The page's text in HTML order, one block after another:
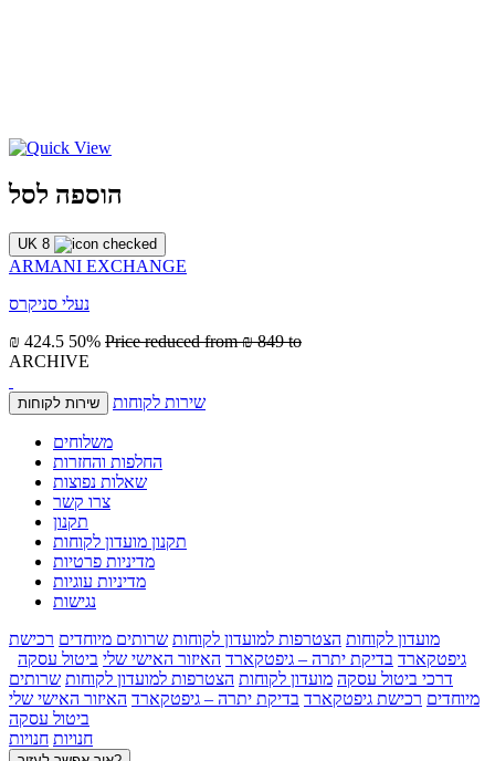
הוספה לסל
UK 8
ARMANI EXCHANGE
נעלי סניקרס
₪ 424.5 50% Price reduced from₪ 849 to
ARCHIVE
שירות לקוחות שירות לקוחות
משלוחים
החלפות והחזרות
שאלות נפוצות
צרו קשר
תקנון
תקנון מועדון לקוחות
מדיניות פרטיות
מדיניות עוגיות
נגישות
מועדון לקוחות הצטרפות למועדון לקוחות שרותים מיוחדים רכישת
גיפטקארד בדיקת יתרה – גיפטקארד האיזור האישי שלי ביטול עסקה
דרכי ביטול עסקה מועדון לקוחות הצטרפות למועדון לקוחות שרותים
מיוחדים רכישת גיפטקארד בדיקת יתרה – גיפטקארד האיזור האישי שלי
ביטול עסקה
חנויות חנויות